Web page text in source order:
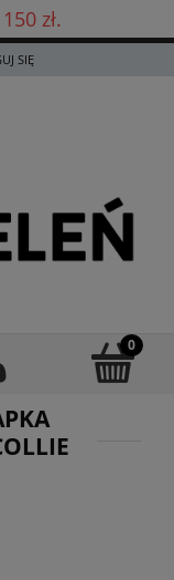
zł.
zł! ✨
SIĘ